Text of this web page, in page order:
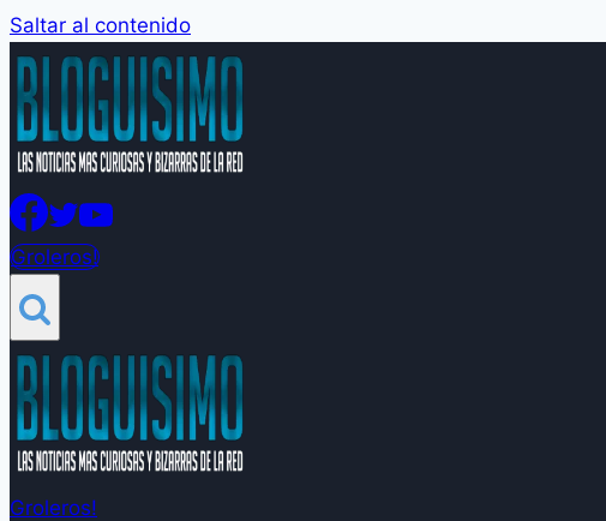
Saltar al contenido
Groleros!
Groleros!